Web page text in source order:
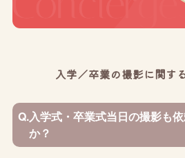
入学／卒業の撮影に関す
Q.入学式・卒業式当日の撮影も
か？